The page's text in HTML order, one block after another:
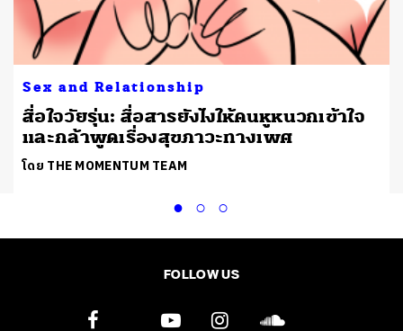
Sex and Relationship
สื่อใจวัยรุ่น: สื่อสารยังไงให้คนหูหนวกเข้าใจ
และกล้าพูดเรื่องสุขภาวะทางเพศ
โดย THE MOMENTUM TEAM
FOLLOW US